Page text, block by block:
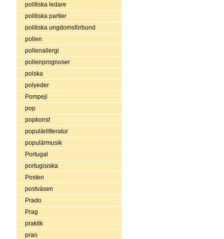
politiska ledare
politiska partier
politiska ungdomsförbund
pollen
pollenallergi
pollenprognoser
polska
polyeder
Pompeji
pop
popkonst
populärlitteratur
populärmusik
Portugal
portugisiska
Posten
postväsen
Prado
Prag
praktik
prao